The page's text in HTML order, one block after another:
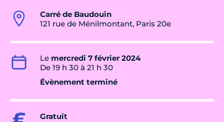
Carré de Baudouin
121 rue de Ménilmontant, Paris 20e
Le mercredi 7 février 2024
De 19 h 30 à 21 h 30
Évènement terminé
Gratuit